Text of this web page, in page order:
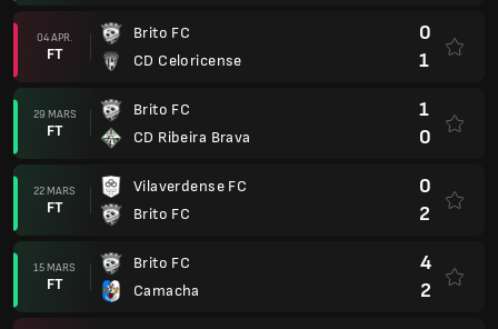
04 APR.
FT
Brito FC
CD Celoricense
0
1
29 MARS
FT
Brito FC
CD Ribeira Brava
1
0
22 MARS
FT
Vilaverdense FC
Brito FC
0
2
15 MARS
FT
Brito FC
Camacha
4
2